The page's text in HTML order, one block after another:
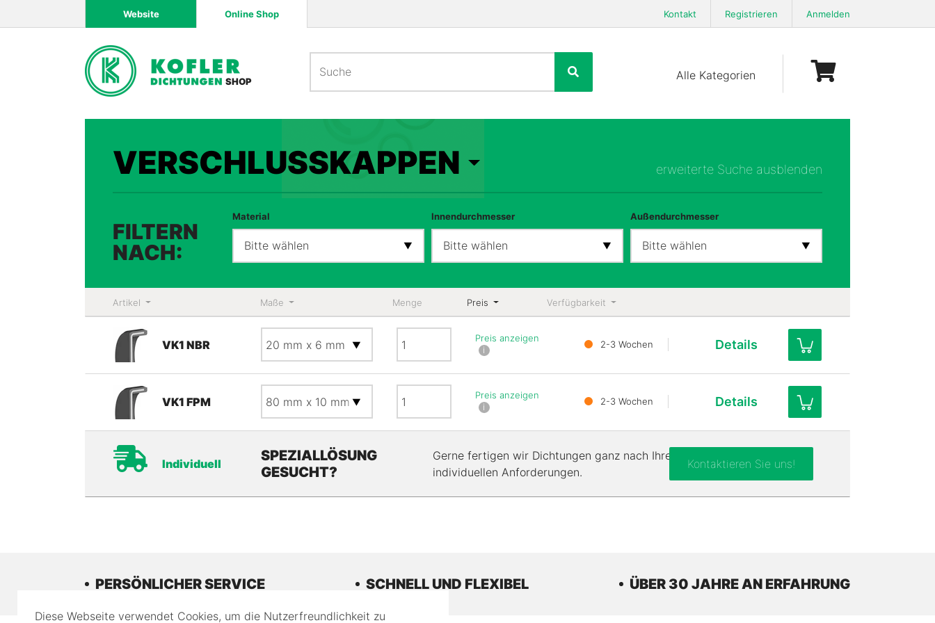
Diese Webseite verwendet Cookies, um die Nutzerfreundlichkeit zu
Website Online Shop Kontakt Registrieren Anmelden
SHOP Alle Kategorien
VERSCHLUSSKAPPEN erweiterte Suche ausblenden
FILTERN
NACH:
Material
Bitte wählen
Innendurchmesser
Bitte wählen
Außendurchmesser
Bitte wählen
Artikel Maße Menge Preis Verfügbarkeit
VK1 NBR
Preis anzeigen
i
2-3 Wochen Details
VK1 FPM
Preis anzeigen
i
2-3 Wochen Details
Individuell
SPEZIALLÖSUNG
GESUCHT?
Gerne fertigen wir Dichtungen ganz nach Ihren
individuellen Anforderungen.
Kontaktieren Sie uns!
PERSÖNLICHER SERVICE SCHNELL UND FLEXIBEL ÜBER 30 JAHRE AN ERFAHRUNG